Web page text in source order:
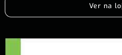
Ver na